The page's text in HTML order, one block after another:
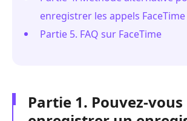
enregistrer les appels FaceTime
Partie 5. FAQ sur FaceTime
Partie 1. Pouvez-vous